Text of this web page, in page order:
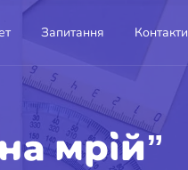
Запитання Контакти
мрій”